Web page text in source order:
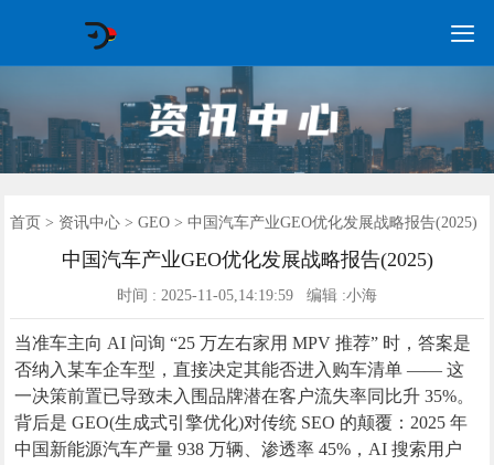

首页
GEO常见问题
GEO优化
海外GEO
网络营销
企业培训
软件开发
政策申报
资讯中心
关于我们
首页 > 资讯中心> GEO> 中国汽车产业GEO优化发展战略报告(2025)
中国汽车产业GEO优化发展战略报告(2025)
时间 : 2025-11-05,14:19:59 编辑 :小海
当准车主向 AI 问询 “25 万左右家用 MPV 推荐” 时，答案是
否纳入某车企车型，直接决定其能否进入购车清单 —— 这
一决策前置已导致未入围品牌潜在客户流失率同比升 35%。
背后是 GEO(生成式引擎优化)对传统 SEO 的颠覆：2025 年
中国新能源汽车产量 938 万辆、渗透率 45%，AI 搜索用户